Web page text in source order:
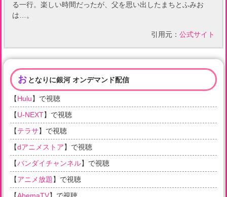
る一行。楽しい時間だったが、父を思い出したまちとふみお
は…。
引用元： 公式サイト
お となりに銀河 オンデマンド配信
【Hulu】で視聴
【U-NEXT】で視聴
【テラサ】で視聴
【dアニメストア】で視聴
【バンダイチャンネル】で視聴
【アニメ放題】で視聴